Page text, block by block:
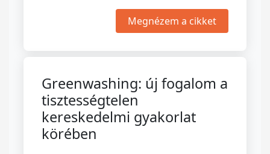
Megnézem a cikket
Greenwashing: új fogalom a
tisztességtelen
kereskedelmi gyakorlat
körében